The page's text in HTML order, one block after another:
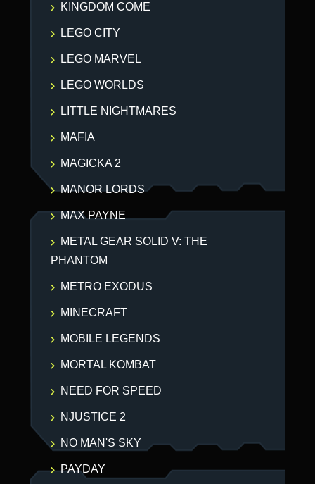
KINGDOM COME
LEGO CITY
LEGO MARVEL
LEGO WORLDS
LITTLE NIGHTMARES
MAFIA
MAGICKA 2
MANOR LORDS
MAX PAYNE
METAL GEAR SOLID V: THE
PHANTOM
METRO EXODUS
MINECRAFT
MOBILE LEGENDS
MORTAL KOMBAT
NEED FOR SPEED
NJUSTICE 2
NO MAN'S SKY
PAYDAY